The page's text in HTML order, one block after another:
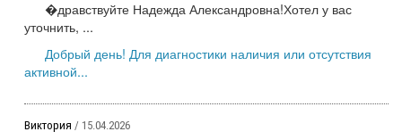
�дравствуйте Надежда Александровна!Хотел у вас
уточнить, ...
Добрый день! Для диагностики наличия или отсутствия
активной...
Виктория / 15.04.2026